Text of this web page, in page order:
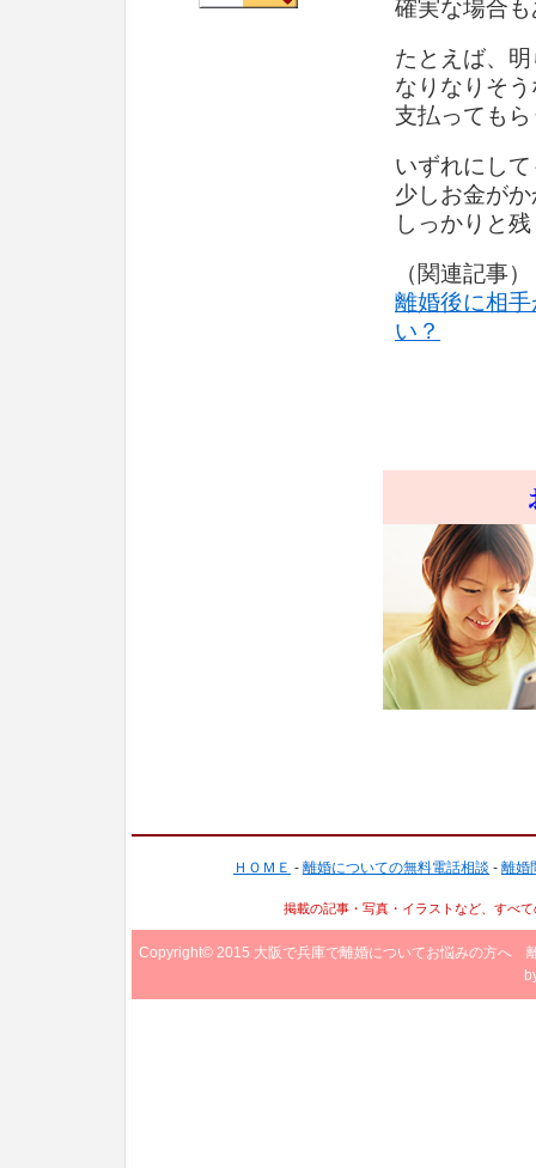
確実な場合
たとえば、
なりなりそ
支払っても
いずれにし
少しお金が
しっかりと
（関連記事）
離婚後に相
い？
ＨＯＭＥ - 離婚についての無料電話相談 - 離婚
掲載の記事・写真・イラストなど、すべ
Copyright© 2015 大阪で兵庫で離婚についてお悩みの方へ